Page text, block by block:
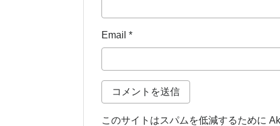
Email *
このサイトはスパムを低減するために